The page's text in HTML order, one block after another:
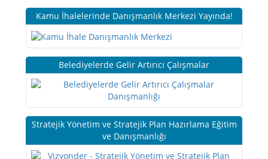
Kamu İhalelerinde Danışmanlık Merkezi Yayında!
Belediyelerde Gelir Artırıcı Çalışmalar
Stratejik Yönetim ve Stratejik Plan Hazırlama Eğitim
ve Danışmanlığı